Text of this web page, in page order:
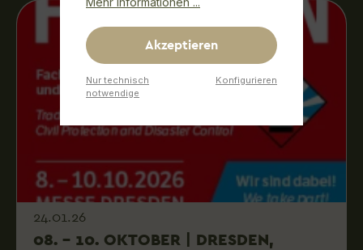
24.01.26
08. – 10. OKTOBER | DRESDEN,
Akzeptieren
Nur technisch
notwendige
Konfigurieren